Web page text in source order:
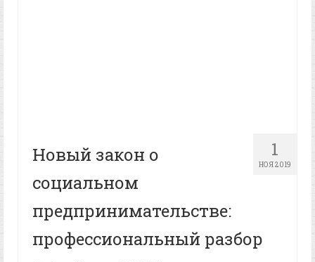
1
НОЯ 2019
Новый закон о
социальном
предпринимательстве:
профессиональный разбор